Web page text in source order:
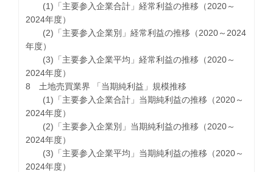
(1)「主要参入企業合計」経常利益の推移（2020～
2024年度）
(2)「主要参入企業別」経常利益の推移（2020～2024
年度）
(3)「主要参入企業平均」経常利益の推移（2020～
2024年度）
8 土地売買業界 「当期純利益」規模推移
(1)「主要参入企業合計」当期純利益の推移（2020～
2024年度）
(2)「主要参入企業別」当期純利益の推移（2020～
2024年度）
(3)「主要参入企業平均」当期純利益の推移（2020～
2024年度）